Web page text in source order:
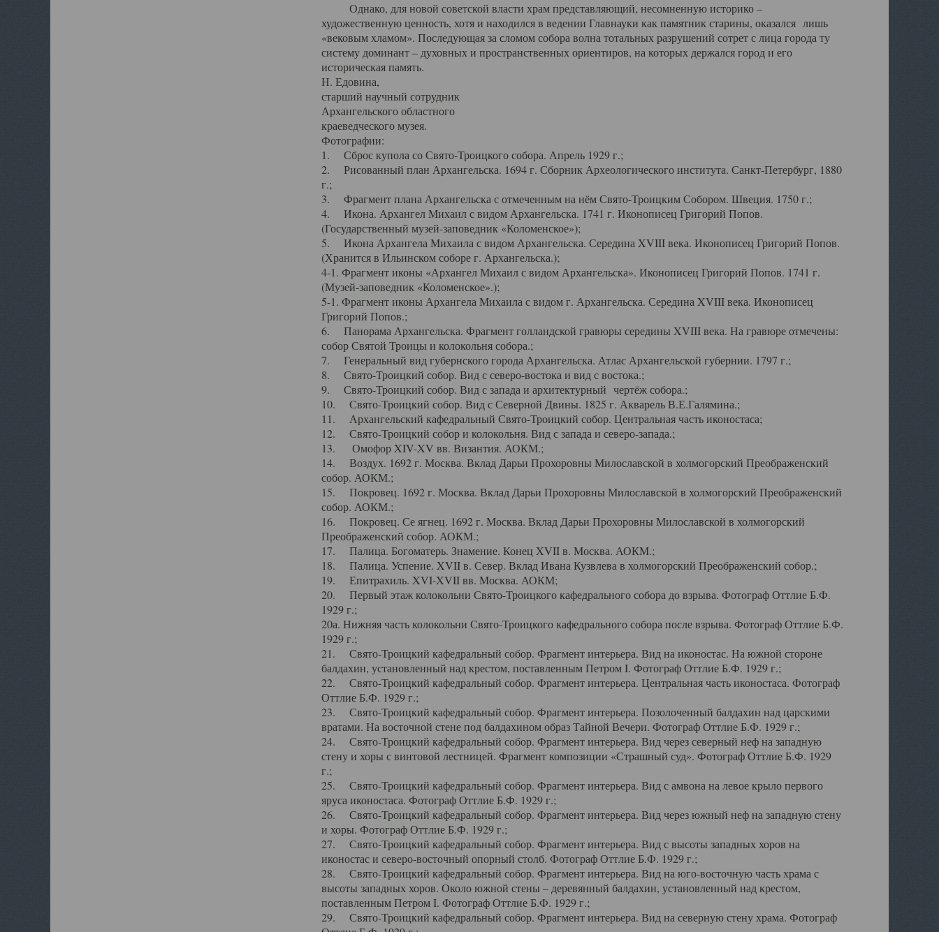
Однако, для новой советской власти храм представляющий, несомненную историко –
художественную ценность, хотя и находился в ведении Главнауки как памятник старины, оказался лишь
«вековым хламом». Последующая за сломом собора волна тотальных разрушений сотрет с лица города ту
систему доминант – духовных и пространственных ориентиров, на которых держался город и его
историческая память.
Н. Едовина,
старший научный сотрудник
Архангельского областного
краеведческого музея.
Фотографии:
1. Сброс купола со Свято-Троицкого собора. Апрель 1929 г.;
2. Рисованный план Архангельска. 1694 г. Сборник Археологического института. Санкт-Петербург, 1880
г.;
3. Фрагмент плана Архангельска с отмеченным на нём Свято-Троицким Собором. Швеция. 1750 г.;
4. Икона. Архангел Михаил с видом Архангельска. 1741 г. Иконописец Григорий Попов.
(Государственный музей-заповедник «Коломенское»);
5. Икона Архангела Михаила с видом Архангельска. Середина XVIII века. Иконописец Григорий Попов.
(Хранится в Ильинском соборе г. Архангельска.);
4-1. Фрагмент иконы «Архангел Михаил с видом Архангельска». Иконописец Григорий Попов. 1741 г.
(Музей-заповедник «Коломенское».);
5-1. Фрагмент иконы Архангела Михаила с видом г. Архангельска. Середина XVIII века. Иконописец
Григорий Попов.;
6. Панорама Архангельска. Фрагмент голландской гравюры середины XVIII века. На гравюре отмечены:
собор Святой Троицы и колокольня собора.;
7. Генеральный вид губернского города Архангельска. Атлас Архангельской губернии. 1797 г.;
8. Свято-Троицкий собор. Вид с северо-востока и вид с востока.;
9. Свято-Троицкий собор. Вид с запада и архитектурный чертёж собора.;
10. Свято-Троицкий собор. Вид с Северной Двины. 1825 г. Акварель В.Е.Галямина.;
11. Архангельский кафедральный Свято-Троицкий собор. Центральная часть иконостаса;
12. Свято-Троицкий собор и колокольня. Вид с запада и северо-запада.;
13. Омофор XIV-XV вв. Византия. АОКМ.;
14. Воздух. 1692 г. Москва. Вклад Дарьи Прохоровны Милославской в холмогорский Преображенский
собор. АОКМ.;
15. Покровец. 1692 г. Москва. Вклад Дарьи Прохоровны Милославской в холмогорский Преображенский
собор. АОКМ.;
16. Покровец. Се ягнец. 1692 г. Москва. Вклад Дарьи Прохоровны Милославской в холмогорский
Преображенский собор. АОКМ.;
17. Палица. Богоматерь. Знамение. Конец XVII в. Москва. АОКМ.;
18. Палица. Успение. XVII в. Север. Вклад Ивана Кузвлева в холмогорский Преображенский собор.;
19. Епитрахиль. XVI-XVII вв. Москва. АОКМ;
20. Первый этаж колокольни Свято-Троицкого кафедрального собора до взрыва. Фотограф Оттлие Б.Ф.
1929 г.;
20а. Нижняя часть колокольни Свято-Троицкого кафедрального собора после взрыва. Фотограф Оттлие Б.Ф.
1929 г.;
21. Свято-Троицкий кафедральный собор. Фрагмент интерьера. Вид на иконостас. На южной стороне
балдахин, установленный над крестом, поставленным Петром I. Фотограф Оттлие Б.Ф. 1929 г.;
22. Свято-Троицкий кафедральный собор. Фрагмент интерьера. Центральная часть иконостаса. Фотограф
Оттлие Б.Ф. 1929 г.;
23. Свято-Троицкий кафедральный собор. Фрагмент интерьера. Позолоченный балдахин над царскими
вратами. На восточной стене под балдахином образ Тайной Вечери. Фотограф Оттлие Б.Ф. 1929 г.;
24. Свято-Троицкий кафедральный собор. Фрагмент интерьера. Вид через северный неф на западную
стену и хоры с винтовой лестницей. Фрагмент композиции «Страшный суд». Фотограф Оттлие Б.Ф. 1929
г.;
25. Свято-Троицкий кафедральный собор. Фрагмент интерьера. Вид с амвона на левое крыло первого
яруса иконостаса. Фотограф Оттлие Б.Ф. 1929 г.;
26. Свято-Троицкий кафедральный собор. Фрагмент интерьера. Вид через южный неф на западную стену
и хоры. Фотограф Оттлие Б.Ф. 1929 г.;
27. Свято-Троицкий кафедральный собор. Фрагмент интерьера. Вид с высоты западных хоров на
иконостас и северо-восточный опорный столб. Фотограф Оттлие Б.Ф. 1929 г.;
28. Свято-Троицкий кафедральный собор. Фрагмент интерьера. Вид на юго-восточную часть храма с
высоты западных хоров. Около южной стены – деревянный балдахин, установленный над крестом,
поставленным Петром I. Фотограф Оттлие Б.Ф. 1929 г.;
29. Свято-Троицкий кафедральный собор. Фрагмент интерьера. Вид на северную стену храма. Фотограф